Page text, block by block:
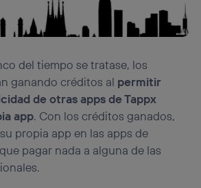
del tiempo se tratase, los
ganando créditos al permitir
de otras apps de Tappx
app. Con los créditos ganados,
propia app en las apps de
pagar nada a alguna de las